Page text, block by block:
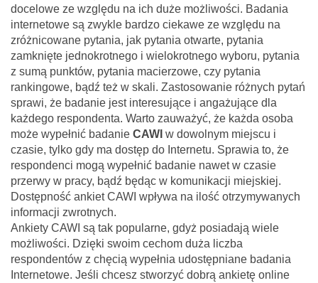
docelowe ze względu na ich duże możliwości. Badania
internetowe są zwykle bardzo ciekawe ze względu na
zróżnicowane pytania, jak pytania otwarte, pytania
zamknięte jednokrotnego i wielokrotnego wyboru, pytania
z sumą punktów, pytania macierzowe, czy pytania
rankingowe, bądź też w skali. Zastosowanie różnych pytań
sprawi, że badanie jest interesujące i angażujące dla
każdego respondenta. Warto zauważyć, że każda osoba
może wypełnić badanie CAWI w dowolnym miejscu i
czasie, tylko gdy ma dostęp do Internetu. Sprawia to, że
respondenci mogą wypełnić badanie nawet w czasie
przerwy w pracy, bądź będąc w komunikacji miejskiej.
Dostępność ankiet CAWI wpływa na ilość otrzymywanych
informacji zwrotnych.
Ankiety CAWI są tak popularne, gdyż posiadają wiele
możliwości. Dzięki swoim cechom duża liczba
respondentów z chęcią wypełnia udostępniane badania
Internetowe. Jeśli chcesz stworzyć dobrą ankietę online